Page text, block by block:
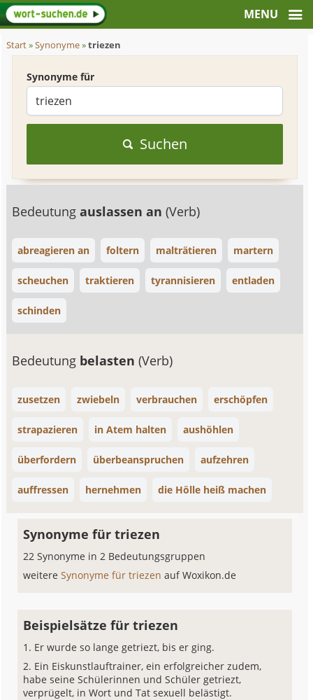
Start»Synonyme»triezen
Synonyme für
Suchen
Bedeutungauslassen an(Verb)
abreagieren an foltern malträtieren martern
scheuchen traktieren tyrannisieren entladen
schinden
Bedeutung belasten(Verb)
zusetzen zwiebeln verbrauchen erschöpfen
strapazieren in Atem halten aushöhlen
überfordern überbeanspruchen aufzehren
auffressen hernehmen die Hölle heiß machen
Synonyme für triezen
22 Synonyme in 2 Bedeutungsgruppen
weitereSynonyme für triezenauf Woxikon.de
Beispielsätze für triezen
Er wurde so lange getriezt, bis er ging.
Ein Eiskunstlauftrainer, ein erfolgreicher zudem,
habe seine Schülerinnen und Schüler getriezt,
verprügelt, in Wort und Tat sexuell belästigt.